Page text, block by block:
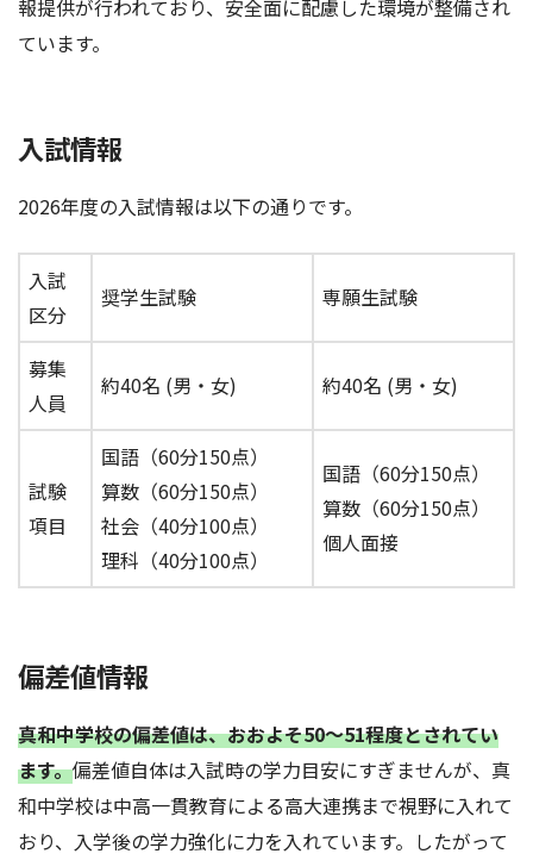
報提供が行われており、安全面に配慮した環境が整備され
ています。
入試情報
2026年度の入試情報は以下の通りです。
入試
区分
奨学生試験 専願生試験
募集
人員
約40名 (男・女) 約40名 (男・女)
試験
項目
国語（60分150点）
算数（60分150点）
社会（40分100点）
理科（40分100点）
国語（60分150点）
算数（60分150点）
個人面接
偏差値情報
真和中学校の偏差値は、おおよそ50〜51程度とされてい
ます。偏差値自体は入試時の学力目安にすぎませんが、真
和中学校は中高一貫教育による高大連携まで視野に入れて
おり、入学後の学力強化に力を入れています。したがって